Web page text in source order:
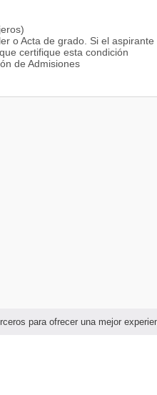
para ofrecer una mejor
o Acta de grado. Si el
certifique esta condición
de Admisiones